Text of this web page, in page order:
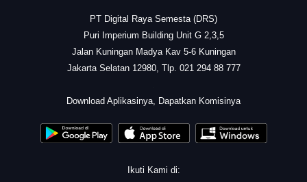
PT Digital Raya Semesta (DRS)
Puri Imperium Building Unit G 2,3,5
Jalan Kuningan Madya Kav 5-6 Kuningan
Jakarta Selatan 12980, Tlp. 021 294 88 777
Download Aplikasinya, Dapatkan Komisinya
Ikuti Kami di: